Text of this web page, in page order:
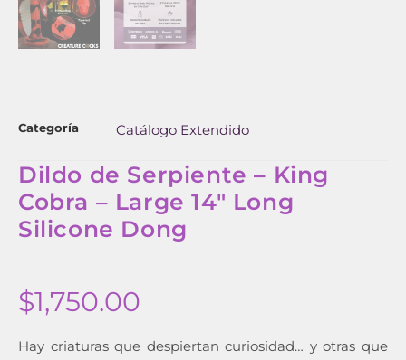
Categoría Catálogo Extendido
Dildo de Serpiente – King
Cobra – Large 14″ Long
Silicone Dong
$1,750.00
Hay criaturas que despiertan curiosidad… y otras que